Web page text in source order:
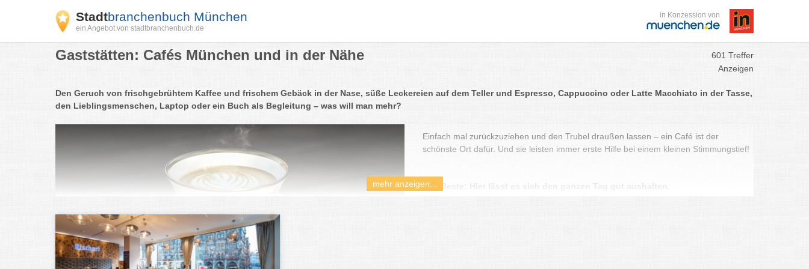
Stadtbranchenbuch München
ein Angebot von stadtbranchenbuch.de
in Konzession von
Gaststätten: Cafés München und in der Nähe
601 Treffer
Anzeigen
Den Geruch von frischgebrühtem Kaffee und frischem Gebäck in der Nase, süße Leckereien auf dem Teller und Espresso, Cappuccino oder Latte Macchiato in der Tasse,
den Lieblingsmenschen, Laptop oder ein Buch als Begleitung – was will man mehr?
Einfach mal zurückzuziehen und den Trubel draußen lassen – ein Café ist der
schönste Ort dafür. Und sie leisten immer erste Hilfe bei einem kleinen Stimmungstief!
Das Beste: Hier lässt es sich den ganzen Tag gut aushalten.
mehr anzeigen...